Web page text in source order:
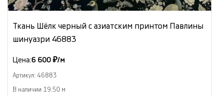
Ткань Шёлк черный с азиатским принтом Павлины
шинуазри 46883
Цена:6 600 ₽/м
Артикул: 46883
В наличии 19.50 м